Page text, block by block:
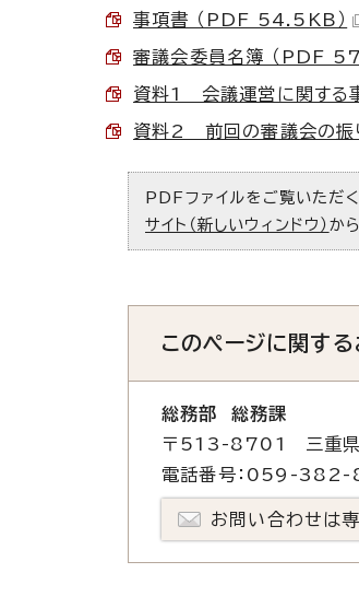
事項書 （PDF 54.5KB）
審議会委員名簿 （PDF
資料1 会議運営に関する
資料2 前回の審議会の振
PDFファイルをご覧いただ
サイト（新しいウィンドウ） か
このページに関する
総務部 総務課
〒513-8701 三重県
電話番号：059-
お問い合わせは